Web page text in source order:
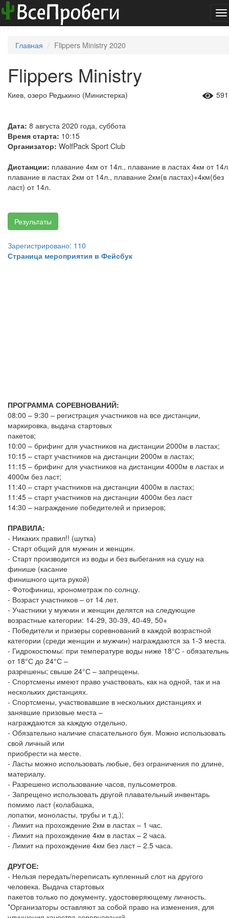
Главная Flippers Ministry 2020
Flippers Ministry
Киев, озеро Редькино (Министерка)
Дата: 8 августа 2020 года, суббота
Время старта: 10:15
Организатор: WolfPack Sport Club
Дистанции: плавание 4км от 14л., плавание в ластах 4км от
плавание в ластах 2км от 14л., плавание 2км(в ластах)+4км(без
ласт) от 14л.
Результаты
Зарегистрировано: 110
Страница мероприятия в Фейсбук
ПРОГРАММА СОРЕВНОВАНИЙ:
08:00 – 9:30 – регистрация участников на все дистанции,
маркировка, выдача стартовых
пакетов;
10:00 – брифинг для участников на дистанции 2000м в ластах;
10:15 – старт участников на дистанции 2000м в ластах;
11:15 – брифинг для участников на дистанции 4000м в ластах и
4000м без ласт;
11:40 – старт участников на дистанции 4000м в ластах;
11:45 – старт участников на дистанции 4000м без ласт
14:30 – награждение победителей и призеров;
ПРАВИЛА:
- Никаких правил!! (шутка)
- Старт общий для мужчин и женщин.
- Старт производится из воды и без выбегания на сушу на
финише (касание
финишного щита рукой)
- Фотофиниш, хронометраж по солнцу.
- Возраст участников – от 14 лет.
- Участники у мужчин и женщин делятся на следующие
возрастные категории: 14-29, 30-39, 40-49, 50+
- Победители и призеры соревнований в каждой возрастной
категории (среди женщин и мужчин) награждаются за 1-3 места.
- Гидрокостюмы: при температуре воды ниже 18°С -
от 18°С до 24°С –
разрешены; свыше 24°С – запрещены.
- Спортсмены имеют право участвовать, как на одной, так и на
нескольких дистанциях.
- Спортсмены, участвовавшие в нескольких дистанциях и
занявшие призовые места –
награждаются за каждую отдельно.
- Обязательно наличие спасательного буя. Можно использовать
свой личный или
приобрести на месте.
- Ласты можно использовать любые, без ограничения по длине,
материалу.
- Разрешено использование часов, пульсометров.
- Запрещено использовать другой плавательный инвентарь
помимо ласт (колабашка,
лопатки, моноласты, трубы и т.д.);
- Лимит на прохождение 2км в ластах – 1 час.
- Лимит на прохождение 4км в ластах – 2 часа.
- Лимит на прохождение 4км без ласт – 2.5 часа.
ДРУГОЕ:
- Нельзя передать/переписать купленный слот на другого
человека. Выдача стартовых
пакетов только по документу, удостоверяющему личность.
*Организаторы оставляют за собой право на изменения, для